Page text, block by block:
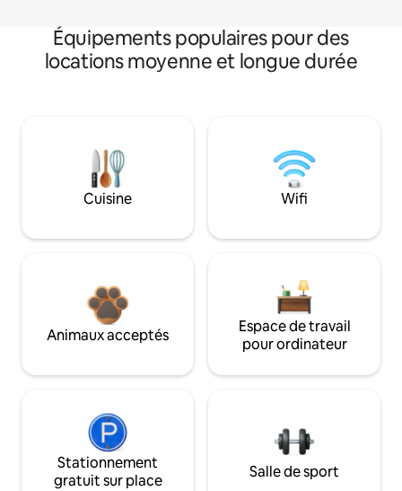
Équipements populaires pour des
locations moyenne et longue durée
Cuisine Wifi
Animaux acceptés
Espace de travail
pour ordinateur
Stationnement
gratuit sur place
Salle de sport